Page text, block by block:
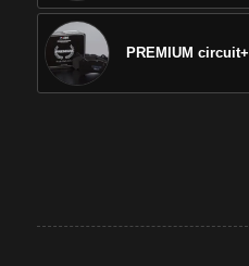
PREMIUM circuit+